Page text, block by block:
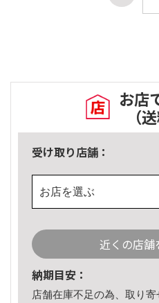
お店
（
受け取り店舗：
お店を選ぶ
近くの店舗
納期目安：
店舗在庫不足の為、取り寄